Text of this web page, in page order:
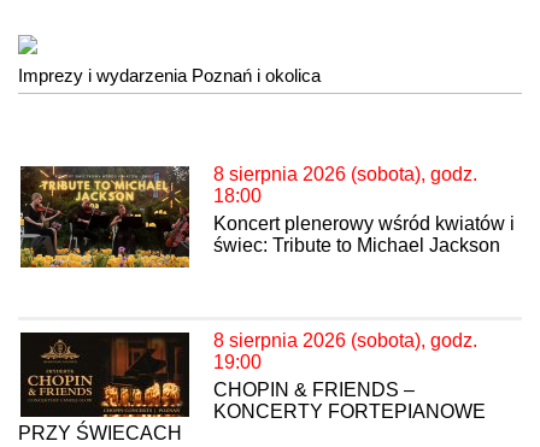
Imprezy i wydarzenia Poznań i okolica
8 sierpnia 2026 (sobota), godz.
18:00
Koncert plenerowy wśród kwiatów i
świec: Tribute to Michael Jackson
8 sierpnia 2026 (sobota), godz.
19:00
CHOPIN & FRIENDS –
KONCERTY FORTEPIANOWE
PRZY ŚWIECACH